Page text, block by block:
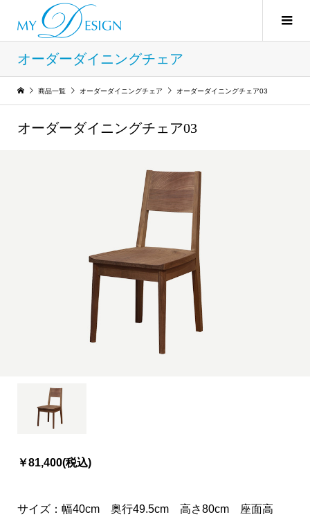
オーダーダイニングチェア
商品一覧 オーダーダイニングチェア オーダーダイニングチェア03
オーダーダイニングチェア03
￥81,400(税込)
サイズ：幅40cm 奥行49.5cm 高さ80cm 座面高